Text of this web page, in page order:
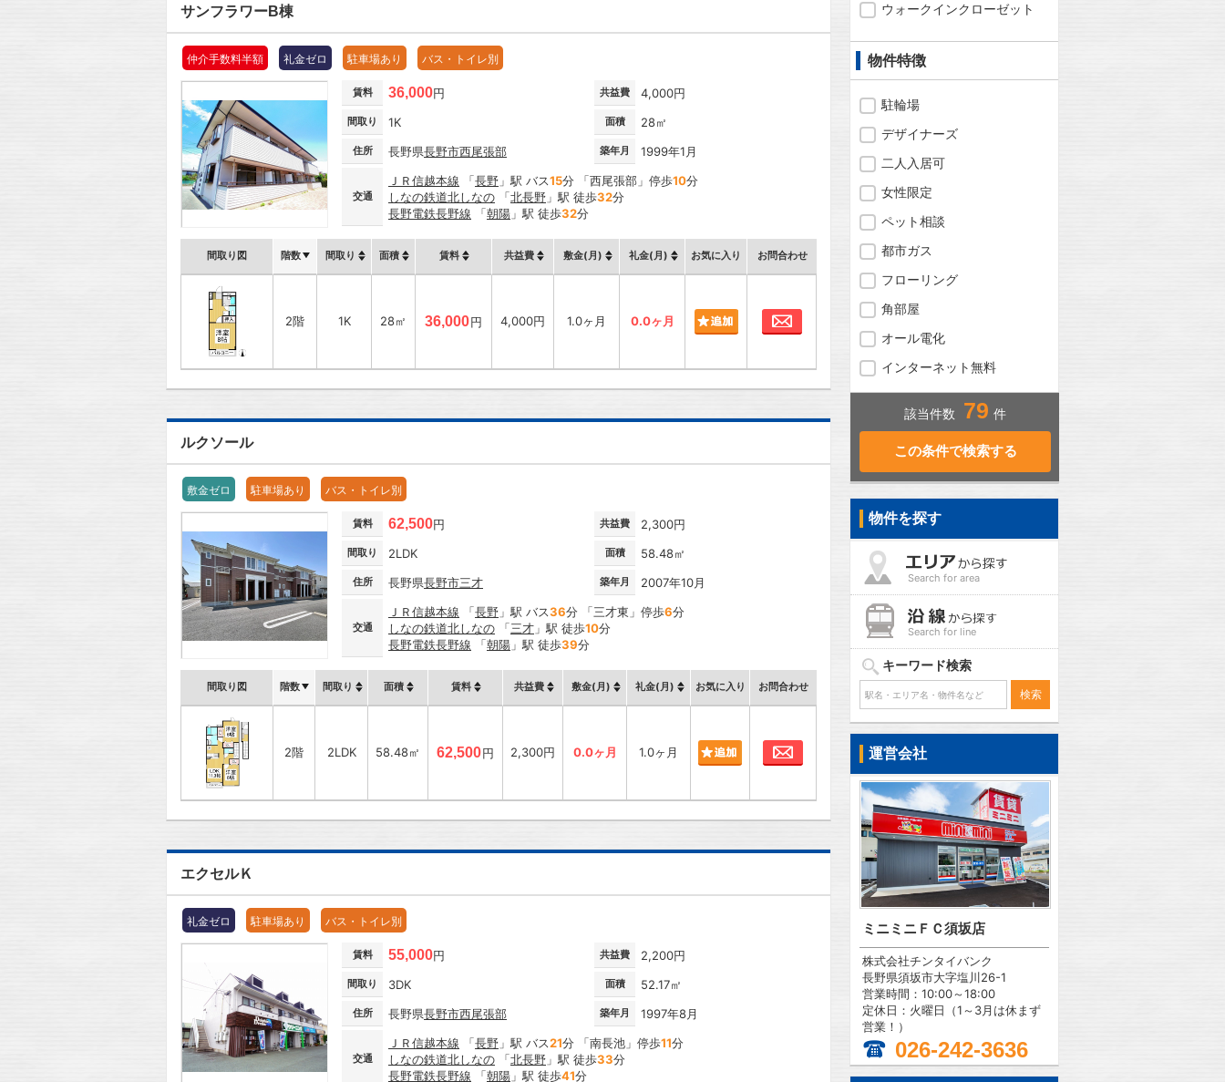
サンフラワーB棟
仲介手数料半額 礼金ゼロ 駐車場あり バス・トイレ別
賃料 36,000円 共益費 4,000円
間取り 1K 面積 28㎡
住所 長野県長野市西尾張部 築年月 1999年1月
交通
ＪＲ信越本線 「長野 」駅 バス15分 「西尾張部」停歩10分
しなの鉄道北しなの 「北長野 」駅 徒歩32分
長野電鉄長野線 「朝陽 」駅 徒歩32分
間取り図 階数 間取り 面積 賃料 共益費 敷金(月) 礼金(月) お気に入り お問合わせ
2階 1K 28㎡ 36,000円 4,000円 1.0ヶ月 0.0ヶ月 お問合わせ
ルクソール
敷金ゼロ 駐車場あり バス・トイレ別
賃料 62,500円 共益費 2,300円
間取り 2LDK 面積 58.48㎡
住所 長野県長野市三才 築年月 2007年10月
交通
ＪＲ信越本線 「長野 」駅 バス36分 「三才東」停歩6分
しなの鉄道北しなの 「三才 」駅 徒歩10分
長野電鉄長野線 「朝陽 」駅 徒歩39分
間取り図 階数 間取り 面積 賃料 共益費 敷金(月) 礼金(月) お気に入り お問合わせ
2階 2LDK 58.48㎡ 62,500円 2,300円 0.0ヶ月 1.0ヶ月 お問合わせ
エクセルＫ
礼金ゼロ 駐車場あり バス・トイレ別
賃料 55,000円 共益費 2,200円
間取り 3DK 面積 52.17㎡
住所 長野県長野市西尾張部 築年月 1997年8月
交通
ＪＲ信越本線 「長野 」駅 バス21分 「南長池」停歩11分
しなの鉄道北しなの 「北長野 」駅 徒歩33分
長野電鉄長野線 「朝陽 」駅 徒歩41分
ウォークインクローゼット
物件特徴
駐輪場
デザイナーズ
二人入居可
女性限定
ペット相談
都市ガス
フローリング
角部屋
オール電化
インターネット無料
該当件数 79 件
物件を探す
Search for area
Search for line
キーワード検索
運営会社
ミニミニＦＣ須坂店
株式会社チンタイバンク
長野県須坂市大字塩川26-1
営業時間：10:00～18:00
定休日：火曜日（1～3月は休まず
営業！）
026-242-3636